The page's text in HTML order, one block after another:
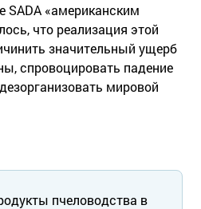
SADA «американским
что реализация этой
значительный ущерб
спровоцировать падение
мировой
пчеловодства в